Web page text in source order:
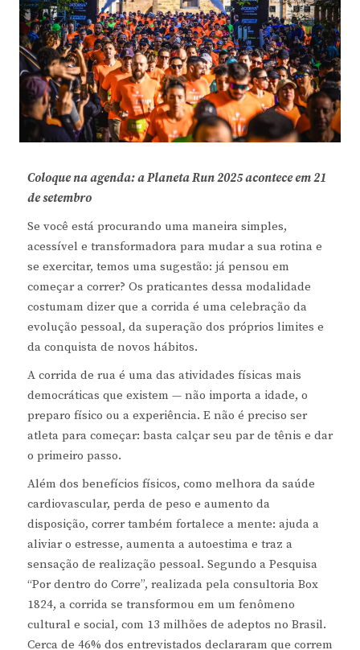
Coloque na agenda: a Planeta Run 2025 acontece em 21
de setembro
Se você está procurando uma maneira simples,
acessível e transformadora para mudar a sua rotina e
se exercitar, temos uma sugestão: já pensou em
começar a correr? Os praticantes dessa modalidade
costumam dizer que a corrida é uma celebração da
evolução pessoal, da superação dos próprios limites e
da conquista de novos hábitos.
A corrida de rua é uma das atividades físicas mais
democráticas que existem — não importa a idade, o
preparo físico ou a experiência. E não é preciso ser
atleta para começar: basta calçar seu par de tênis e dar
o primeiro passo.
Além dos benefícios físicos, como melhora da saúde
cardiovascular, perda de peso e aumento da
disposição, correr também fortalece a mente: ajuda a
aliviar o estresse, aumenta a autoestima e traz a
sensação de realização pessoal. Segundo a Pesquisa
“Por dentro do Corre”, realizada pela consultoria Box
1824, a corrida se transformou em um fenômeno
cultural e social, com 13 milhões de adeptos no Brasil.
Cerca de 46% dos entrevistados declararam que correm